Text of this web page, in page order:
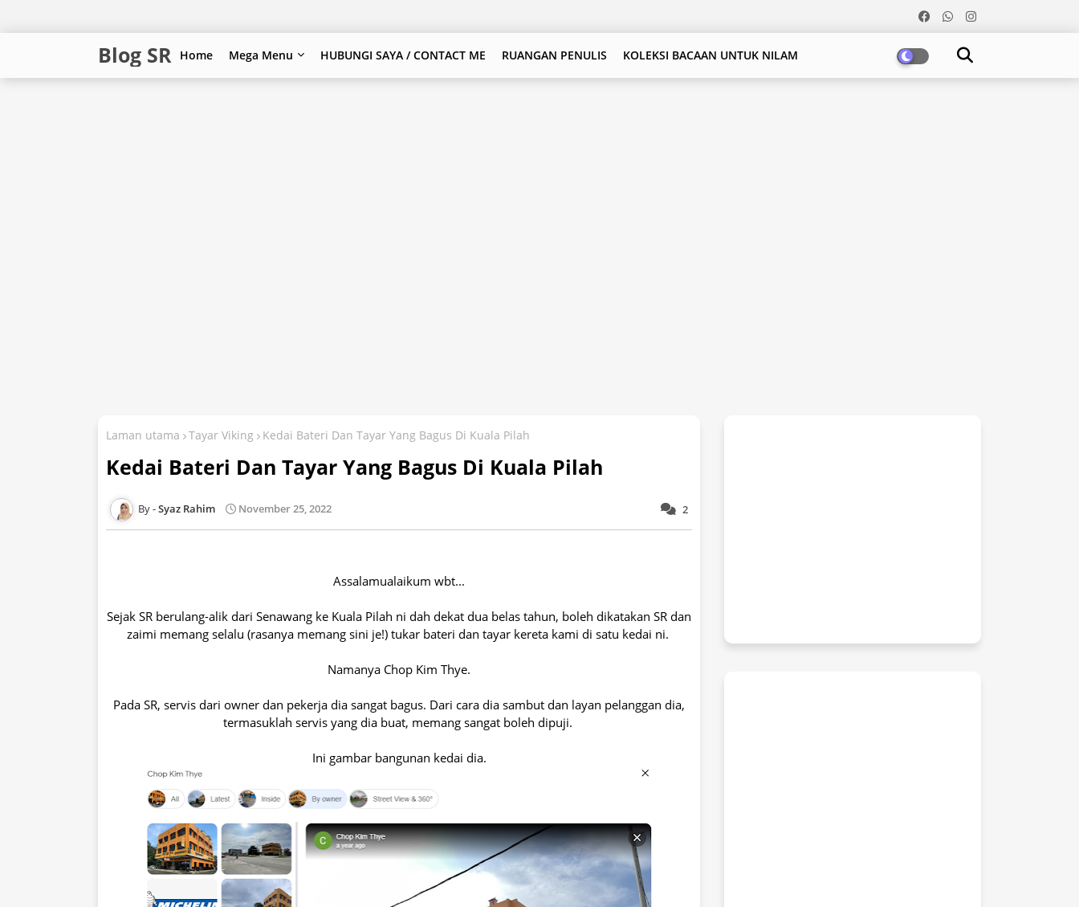
Blog SR Home Mega Menu HUBUNGI SAYA / CONTACT ME RUANGAN PENULIS KOLEKSI BACAAN UNTUK NILAM
Laman utama Tayar Viking Kedai Bateri Dan Tayar Yang Bagus Di Kuala Pilah
Kedai Bateri Dan Tayar Yang Bagus Di Kuala Pilah
2
Syaz Rahim November 25, 2022
Assalamualaikum wbt...
Sejak SR berulang-alik dari Senawang ke Kuala Pilah ni dah dekat dua belas tahun, boleh dikatakan SR dan
zaimi memang selalu (rasanya memang sini je!) tukar bateri dan tayar kereta kami di satu kedai ni.
Namanya Chop Kim Thye.
Pada SR, servis dari owner dan pekerja dia sangat bagus. Dari cara dia sambut dan layan pelanggan dia,
termasuklah servis yang dia buat, memang sangat boleh dipuji.
Ini gambar bangunan kedai dia.